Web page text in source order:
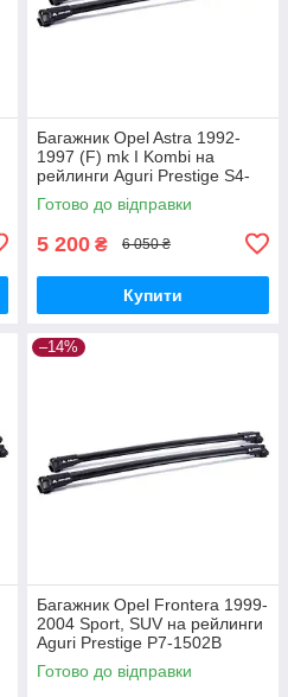
Багажник Opel Astra 1992-
1997 (F) mk I Kombi на
рейлинги Aguri Prestige S4-
1500B
Готово до відправки
5 200 ₴ 6 050 ₴
Купити
–14%
Багажник Opel Frontera 1999-
2004 Sport, SUV на рейлинги
Aguri Prestige P7-1502B
Готово до відправки